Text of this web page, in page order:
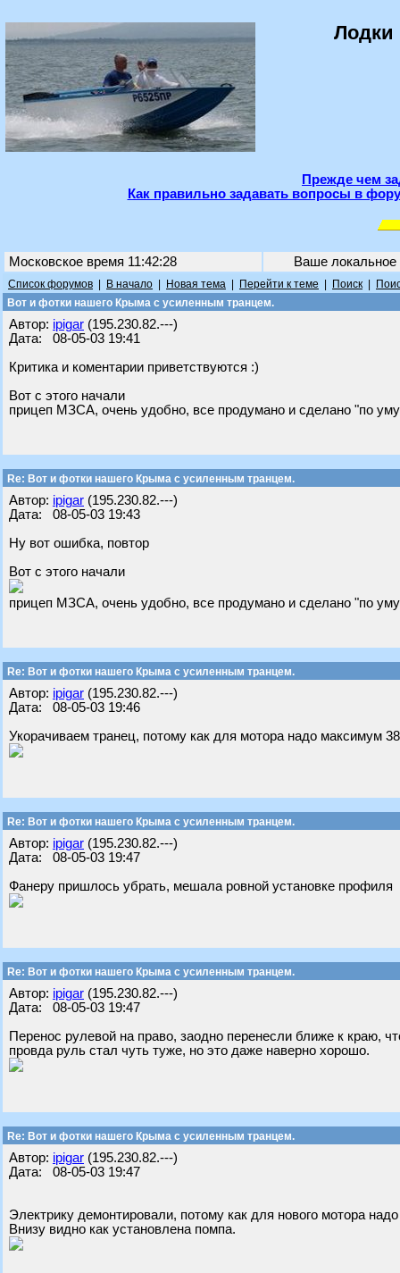
Лодки
Прежде чем
Как правильно задавать вопросы в
Московское время 11:42:28 Ваше
Список форумов В начало Новая тема Перейти к теме Поиск
Вот и фотки нашего Крыма с усиленным транцем.
Автор: ipigar (195.230.82.---)
Дата: 08-05-03 19:41
Критика и коментарии приветствуются :)
Вот с этого начали
прицеп МЗСА, очень удобно, все продумано и сделано "по
Re: Вот и фотки нашего Крыма с усиленным транцем.
Автор: ipigar (195.230.82.---)
Дата: 08-05-03 19:43
Ну вот ошибка, повтор
Вот с этого начали
прицеп МЗСА, очень удобно, все продумано и сделано "по
Re: Вот и фотки нашего Крыма с усиленным транцем.
Автор: ipigar (195.230.82.---)
Дата: 08-05-03 19:46
Укорачиваем транец, потому как для мотора надо максимум
Re: Вот и фотки нашего Крыма с усиленным транцем.
Автор: ipigar (195.230.82.---)
Дата: 08-05-03 19:47
Фанеру пришлось убрать, мешала ровной установке профиля
Re: Вот и фотки нашего Крыма с усиленным транцем.
Автор: ipigar (195.230.82.---)
Дата: 08-05-03 19:47
Перенос рулевой на право, заодно перенесли ближе к краю,
провда руль стал чуть туже, но это даже наверно хорошо.
Re: Вот и фотки нашего Крыма с усиленным транцем.
Автор: ipigar (195.230.82.---)
Дата: 08-05-03 19:47
Электрику демонтировали, потому как для нового мотора
Внизу видно как установлена помпа.